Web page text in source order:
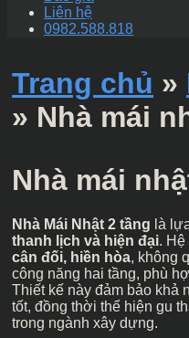
Liên hệ
0982.588.818
Trang chủ »
» Nhà mái
Nhà mái
Nhà Mái Nhật 2 tầng là
thanh lịch và hiện đại.
cân đối, hiền hòa, không
công năng hai tầng, phù
Thiết kế này đảm bảo khả
tốt, đồng thời thể hiện gu
trong ngành xây dựng.